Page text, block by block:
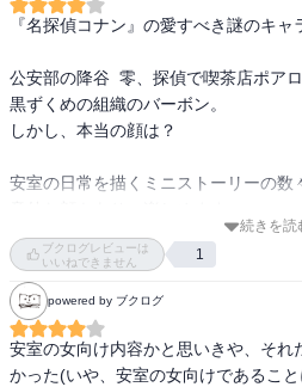
『名探偵コナン』の愛すべき謎のキャ
公安部の降谷  零、探偵で喫茶店ポア
黒ずくめの組織のバーボン。
しかし、本当の顔は？
安室の日常を描くミニストーリーの数
続きを読
ブクログレビューは
いいねできません
1
powered by ブクログ
安室の女向け内容かと思いきや、それ
かった(いや、安室の女向けであること